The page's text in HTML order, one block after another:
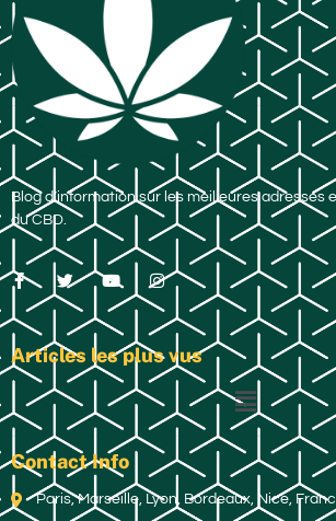
Blog d’information sur les meilleures adresses
du CBD.
Articles les plus vus
Contact Info
Paris, Marseille, Lyon, Bordeaux, Nice,